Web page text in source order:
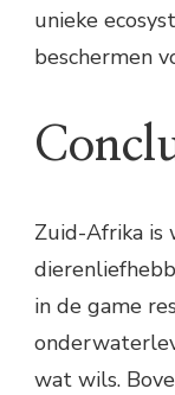
unieke
beschermen
Zuid-Afrika is
in de game
wat wils.